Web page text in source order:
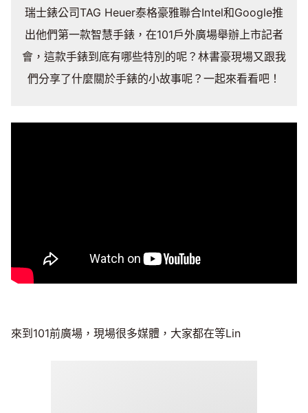
瑞士錶公司TAG Heuer泰格豪雅聯合Intel和Google推
出他們第一款智慧手錶，在101戶外廣場舉辦上市記者
會，這款手錶到底有哪些特別的呢？林書豪現場又跟我
們分享了什麼關於手錶的小故事呢？一起來看看吧！
來到101前廣場，現場很多媒體，大家都在等Lin